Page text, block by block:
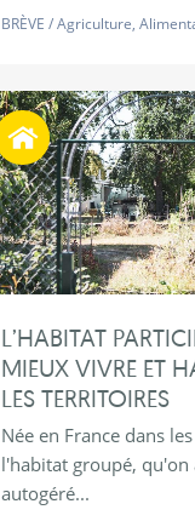
BRÈVE /Agriculture,
Habiter autrement
L’HABITAT
MIEUX VIVRE ET
LES TERRITOIRES
Née en France dans
l'habitat groupé,
autogéré...